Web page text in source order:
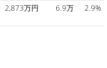
2,873万円 6.9万 2.9%